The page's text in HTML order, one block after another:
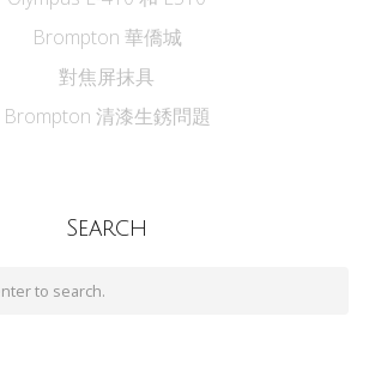
Brompton 華僑城
對焦屏抹具
Brompton 清漆生銹問題
Search